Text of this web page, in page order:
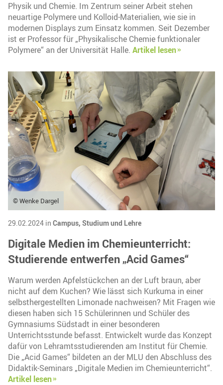
Physik und Chemie. Im Zentrum seiner Arbeit stehen
neuartige Polymere und Kolloid-Materialien, wie sie in
modernen Displays zum Einsatz kommen. Seit Dezember
ist er Professor für „Physikalische Chemie funktionaler
Polymere“ an der Universität Halle. Artikel lesen
© Wenke Dargel
29.02.2024 in Campus, Studium und Lehre
Digitale Medien im Chemieunterricht:
Studierende entwerfen „Acid Games“
Warum werden Apfelstückchen an der Luft braun, aber
nicht auf dem Kuchen? Wie lässt sich Kurkuma in einer
selbsthergestellten Limonade nachweisen? Mit Fragen wie
diesen haben sich 15 Schülerinnen und Schüler des
Gymnasiums Südstadt in einer besonderen
Unterrichtsstunde befasst. Entwickelt wurde das Konzept
dafür von Lehramtsstudierenden am Institut für Chemie.
Die „Acid Games“ bildeten an der MLU den Abschluss des
Didaktik-Seminars „Digitale Medien im Chemieunterricht“.
Artikel lesen